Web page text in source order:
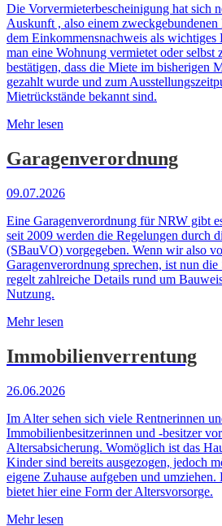
Die Vorvermieterbescheinigung hat sich
Auskunft , also einem
dem Einkommensnachweis als
man eine Wohnung vermietet oder selbst
bestätigen, dass die Miete im bisherigen
gezahlt wurde und zum
Mietrückstände bekannt sind.
Mehr lesen
Garagenverordnung
09.07.2026
Eine Garagenverordnung für NRW gibt
seit 2009 werden die Regelungen durch
(SBauVO) vorgegeben. Wenn wir also
Garagenverordnung sprechen, ist nun
regelt zahlreiche Details rund um
Nutzung.
Mehr lesen
Immobilienverrentung
26.06.2026
Im Alter sehen sich viele Rentnerinnen
Immobilienbesitzerinnen und -besitzer
Altersabsicherung. Womöglich ist das
Kinder sind bereits ausgezogen, jedoch
eigene Zuhause aufgeben und
bietet hier eine Form der Altersvorsorge.
Mehr lesen